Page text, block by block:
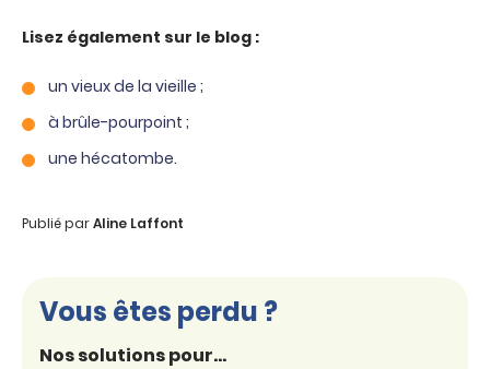
Lisez également sur le blog :
un vieux de la vieille ;
à brûle-pourpoint ;
une hécatombe.
Publié parAline Laffont
Vous êtes perdu ?
Nos solutions pour...